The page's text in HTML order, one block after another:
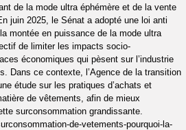
de la mode ultra éphémère et de la vente
juin 2025, le Sénat a adopté une loi anti
montée en puissance de la mode ultra
de limiter les impacts socio-
économiques qui pèsent sur l’industrie
Dans ce contexte, l’Agence de la transition
étude sur les pratiques d’achats et
de vêtements, afin de mieux
surconsommation grandissante.
de-vetements-pourquoi-la-